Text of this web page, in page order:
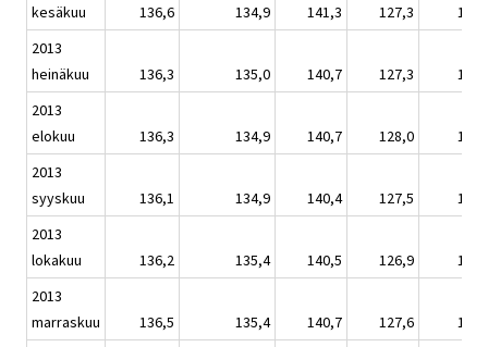
kesäkuu
136,6 134,9 141,3 127,3
2013
heinäkuu
136,3 135,0 140,7 127,3
2013
elokuu
136,3 134,9 140,7 128,0
2013
syyskuu
136,1 134,9 140,4 127,5
2013
lokakuu
136,2 135,4 140,5 126,9
2013
marraskuu
136,5 135,4 140,7 127,6